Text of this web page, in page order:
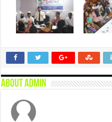
About admin